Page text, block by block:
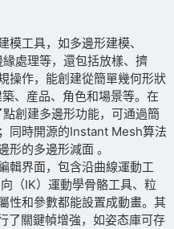
模工具，如多邊形建模、
處理等，還包括放樣、擠
操作，能創建從簡單幾何形狀
、産品、角色和場景等。在
創建多邊形功能，可通過簡
同時開源的Instant Mesh算法
形的多邊形減面 。
輯界面，包含沿曲線運動工
（IK）運動學骨骼工具、粒
性和參數都能設置成動畫。其
了關鍵幀增強，如姿态庫可存